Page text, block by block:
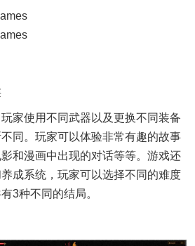
玩家使用不同武器以及更换不同装备
同。玩家可以体验非常有趣的故事
和漫画中出现的对话等等。游戏还
成系统，玩家可以选择不同的难度
3种不同的结局。